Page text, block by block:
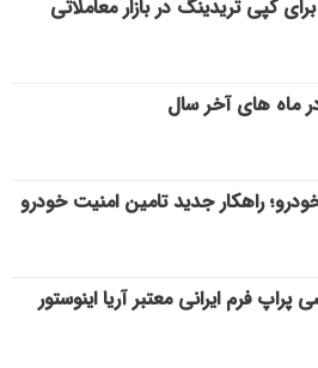
کپی‌ تریدینگ در بازار معاملاتی
ماه های آخر سال
راهکار جدید تامین امنیت خودرو
فرم ایرانی معتبر آریا اینوستور